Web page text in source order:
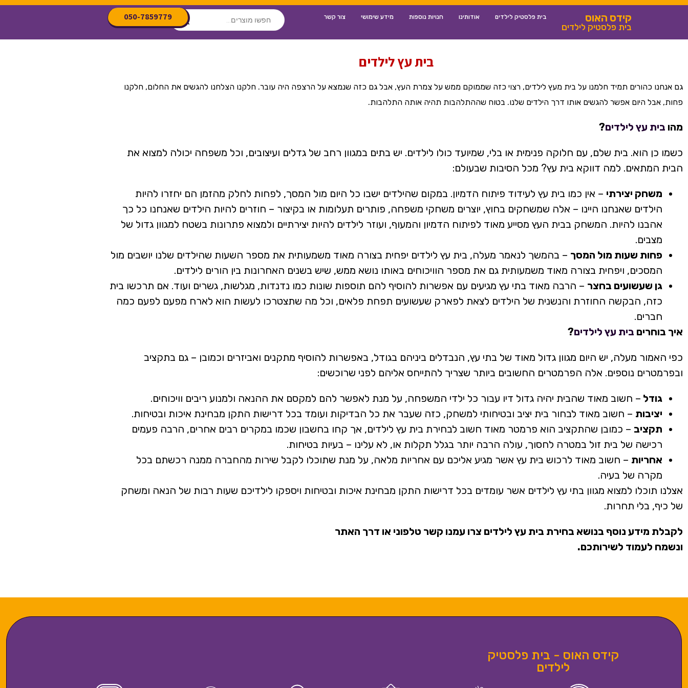
קידס האוס
בית פלסטיק לילדים
בית פלסטיק לילדים אודותינו חנויות נוספות מידע שימושי צור קשר 050-7859779
בית עץ לילדים
גם אנחנו כהורים תמיד חלמנו על בית מעץ לילדים, רצוי כזה שממוקם ממש על צמרת העץ, אבל גם כזה שנמצא על הרצפה היה עובר. חלקנו הצלחנו להגשים את החלום, חלקנו
פחות, אבל היום אפשר להגשים אותו דרך הילדים שלנו. בטוח שההתלהבות תהיה אותה התלהבות.
מהו בית עץ לילדים?
כשמו כן הוא. בית שלם, עם חלוקה פנימית או בלי, שמיועד כולו לילדים. יש בתים במגוון רחב של גדלים ועיצובים, וכל משפחה יכולה למצוא את
הבית המתאים. למה דווקא בית עץ? מכל הסיבות שבעולם:
משחק יצירתי – אין כמו בית עץ לעידוד פיתוח הדמיון. במקום שהילדים ישבו כל היום מול המסך, לפחות לחלק מהזמן הם יחזרו להיות
הילדים שאנחנו היינו – אלה שמשחקים בחוץ, יוצרים משחקי משפחה, פותרים תעלומות או בקיצור – חוזרים להיות הילדים שאנחנו כל כך
אהבנו להיות. המשחק בבית העץ מסייע מאוד לפיתוח הדמיון והמעוף, ועוזר לילדים להיות יצירתיים ולמצוא פתרונות בשטח למגוון גדול של
מצבים.
פחות שעות מול המסך – בהמשך לנאמר מעלה, בית עץ לילדים יפחית בצורה מאוד משמעותית את מספר השעות שהילדים שלנו יושבים מול
המסכים, ויפחית בצורה מאוד משמעותית גם את מספר הוויכוחים באותו נושא ממש, שיש בשנים האחרונות בין הורים לילדים.
גן שעשועים בחצר – הרבה מאוד בתי עץ מגיעים עם אפשרות להוסיף להם תוספות שונות כמו נדנדות, מגלשות, גשרים ועוד. אם תרכשו בית
כזה, הבקשה החוזרת והנשנית של הילדים לצאת לפארק שעשועים תפחת פלאים, וכל מה שתצטרכו לעשות הוא לארח מפעם לפעם כמה
חברים.
איך בוחרים בית עץ לילדים?
כפי האמור מעלה, יש היום מגוון גדול מאוד של בתי עץ, הנבדלים ביניהם בגודל, באפשרות להוסיף מתקנים ואביזרים וכמובן – גם בתקציב
ובפרמטרים נוספים. אלה הפרמטרים החשובים ביותר שצריך להתייחס אליהם לפני שרוכשים:
גודל – חשוב מאוד שהבית יהיה גדול דיו עבור כל ילדי המשפחה, על מנת לאפשר להם למקסם את ההנאה ולמנוע ריבים וויכוחים.
יציבות – חשוב מאוד לבחור בית יציב ובטיחותי למשחק, כזה שעבר את כל הבדיקות ועומד בכל דרישות התקן מבחינת איכות ובטיחות.
תקציב – כמובן שהתקציב הוא פרמטר מאוד חשוב לבחירת בית עץ לילדים, אך קחו בחשבון שכמו במקרים רבים אחרים, הרבה פעמים
רכישה של בית זול במטרה לחסוך, עולה הרבה יותר בגלל תקלות או, לא עלינו – בעיות בטיחות.
אחריות – חשוב מאוד לרכוש בית עץ אשר מגיע אליכם עם אחריות מלאה, על מנת שתוכלו לקבל שירות מהחברה ממנה רכשתם בכל
מקרה של בעיה.
אצלנו תוכלו למצוא מגוון בתי עץ לילדים אשר עומדים בכל דרישות התקן מבחינת איכות ובטיחות ויספקו לילדיכם שעות רבות של הנאה ומשחק
של כיף, בלי תחרות.
לקבלת מידע נוסף בנושא בחירת בית עץ לילדים צרו עמנו קשר טלפוני או דרך האתר
ונשמח לעמוד לשירותכם.
קידס האוס - בית פלסטיק
לילדים